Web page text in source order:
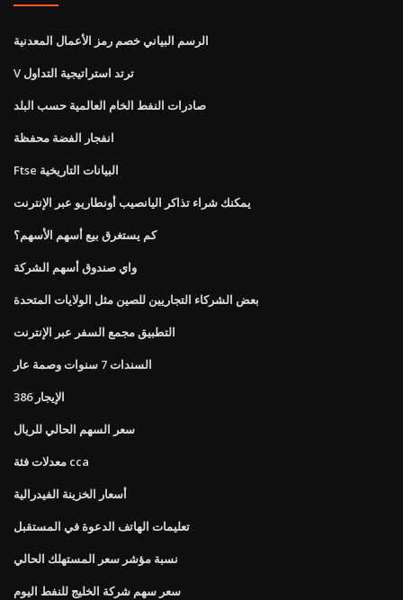
الرسم البياني خصم رمز الأعمال المعدنية
V ترتد استراتيجية التداول
صادرات النفط الخام العالمية حسب البلد
انفجار الفضة محفظة
Ftse البيانات التاريخية
يمكنك شراء تذاكر اليانصيب أونطاريو عبر الإنترنت
كم يستغرق بيع أسهم الأسهم؟
واي صندوق أسهم الشركة
بعض الشركاء التجاريين للصين مثل الولايات المتحدة
التطبيق مجمع السفر عبر الإنترنت
السندات 7 سنوات وصمة عار
الإيجار 386
سعر السهم الحالي للريال
معدلات فئة cca
أسعار الخزينة الفيدرالية
تعليمات الهاتف الدعوة في المستقبل
نسبة مؤشر سعر المستهلك الحالي
سعر سهم شركة الخليج للنفط اليوم